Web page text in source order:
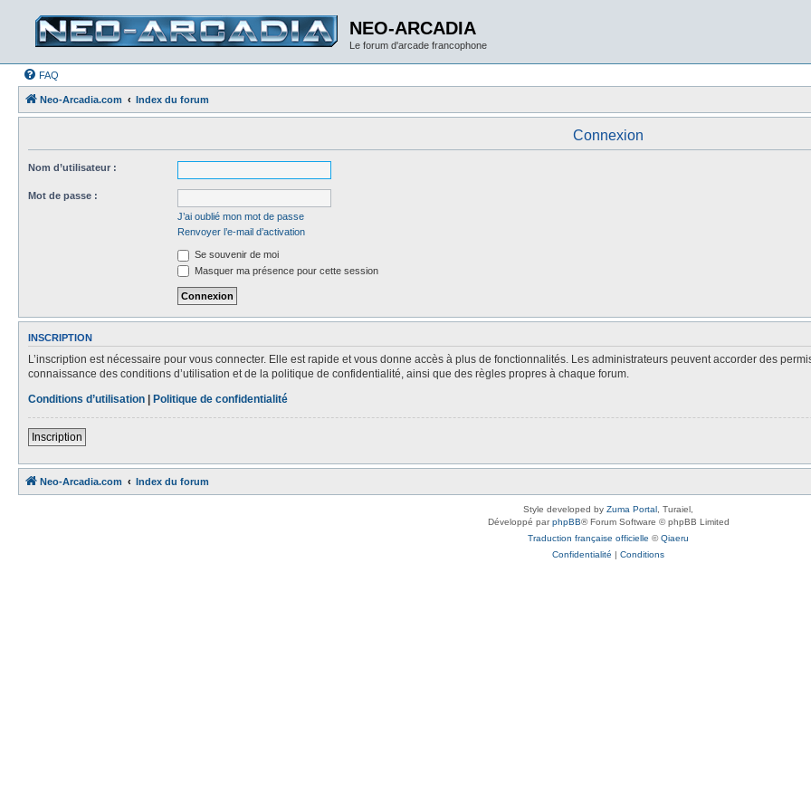
NEO-ARCADIA
Le forum d'arcade francophone
FAQ
Neo-Arcadia.com Index du forum
Connexion
Nom d’utilisateur :
Mot de passe :
J’ai oublié mon mot de passe
Renvoyer l’e-mail d’activation
Se souvenir de moi
Masquer ma présence pour cette session
INSCRIPTION
L’inscription est nécessaire pour vous connecter. Elle est rapide et vous donne accès à plus de fonctionnalités. Les administrateurs peuvent accorder des
connaissance des conditions d’utilisation et de la politique de confidentialité, ainsi que des règles propres à chaque forum.
Conditions d’utilisation | Politique de confidentialité
Inscription
Neo-Arcadia.com Index du forum
Style developed by Zuma Portal , Turaiel,
Développé parphpBB® Forum Software © phpBB Limited
Traduction française officielle ©Qiaeru
Confidentialité | Conditions